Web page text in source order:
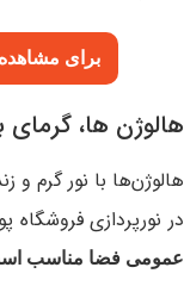
برای مشاهده
هالوژن ها،
هالوژن‌ها با نور گرم و
در نورپردازی فروشگاه